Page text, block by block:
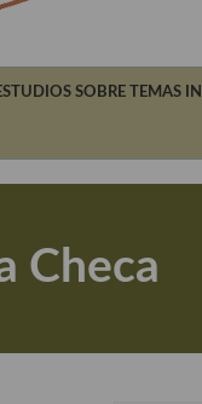
SOBRE TEMAS
Checa